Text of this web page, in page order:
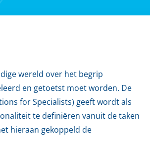
wereld over het begrip
en getoetst moet worden. De
for Specialists) geeft wordt als
te definiëren vanuit de taken
hieraan gekoppeld de